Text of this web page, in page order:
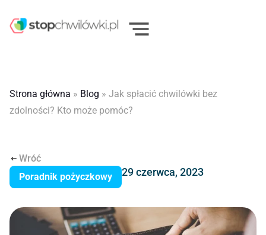
Strona główna » Blog » Jak spłacić chwilówki bez
zdolności? Kto może pomóc?
Wróć
Poradnik pożyczkowy
29 czerwca, 2023